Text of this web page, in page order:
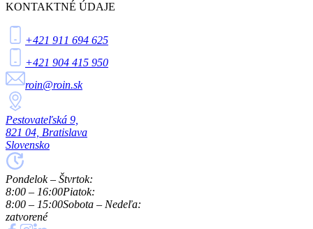
KONTAKTNÉ ÚDAJE
+421 911 694 625
+421 904 415 950
roin@roin.sk
Pestovateľská 9,
821 04, Bratislava
Slovensko
Pondelok – Štvrtok:
8:00 – 16:00Piatok:
8:00 – 15:00Sobota – Nedeľa:
zatvorené